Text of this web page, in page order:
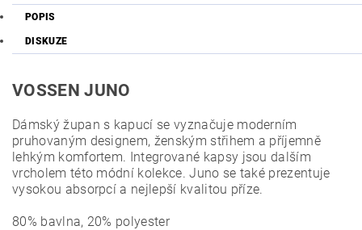
POPIS
DISKUZE
VOSSEN JUNO
Dámský župan s kapucí se vyznačuje moderním
pruhovaným designem, ženským střihem a příjemně
lehkým komfortem. Integrované kapsy jsou dalším
vrcholem této módní kolekce. Juno se také prezentuje
vysokou absorpcí a nejlepší kvalitou příze.
80% bavlna, 20% polyester